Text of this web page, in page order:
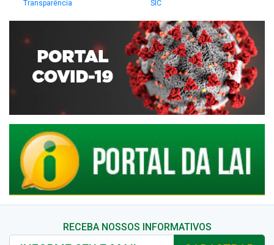
Transparência
SIC
RECEBA NOSSOS INFORMATIVOS